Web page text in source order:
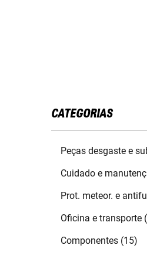
CATEGORIAS
Peças desgaste e
Cuidado e
Prot. meteor. e
Oficina e transporte
Componentes (15)